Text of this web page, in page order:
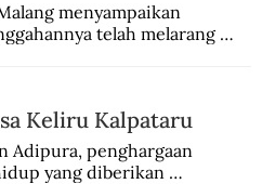
menyampaikan
telah melarang
Keliru Kalpataru
Adipura, penghargaan
yang diberikan